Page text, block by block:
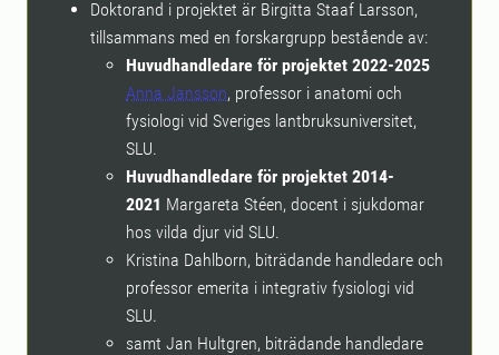
Doktorand i projektet är Birgitta Staaf Larsson,
tillsammans med en forskargrupp bestående av:
Huvudhandledare för projektet 2022-2025
Anna Jansson, professor i anatomi och
fysiologi vid Sveriges lantbruksuniversitet,
SLU.
Huvudhandledare för projektet 2014-
2021 Margareta Stéen, docent i sjukdomar
hos vilda djur vid SLU.
Kristina Dahlborn, biträdande handledare och
professor emerita i integrativ fysiologi vid
SLU.
samt Jan Hultgren, biträdande handledare